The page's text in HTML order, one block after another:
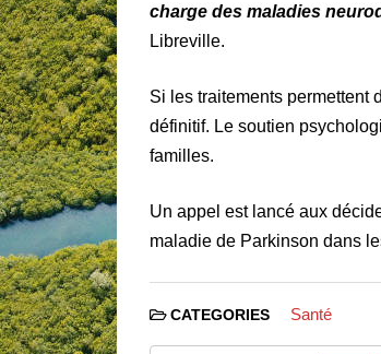
charge des maladies
Libreville.
Si les traitements permettent
définitif. Le soutien
familles.
Un appel est lancé aux
maladie de Parkinson dans
CATEGORIES Santé